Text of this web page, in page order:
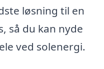
løsning til en
så du kan nyde
ved solenergi.